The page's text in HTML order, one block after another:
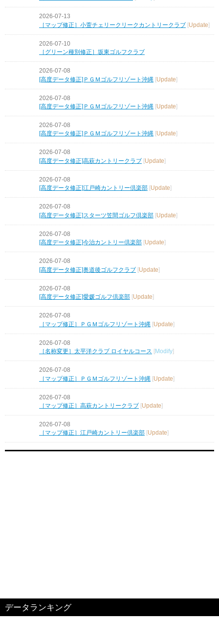
2026-07-13
［マップ修正］小萱チェリークリークカントリークラブ [Update]
2026-07-10
［グリーン種別修正］坂東ゴルフクラブ
2026-07-08
[高度データ修正]ＰＧＭゴルフリゾート沖縄 [Update]
2026-07-08
[高度データ修正]ＰＧＭゴルフリゾート沖縄 [Update]
2026-07-08
[高度データ修正]ＰＧＭゴルフリゾート沖縄 Update
2026-07-08
[高度データ修正]高萩カントリークラブ [Update]
2026-07-08
[高度データ修正]江戸崎カントリー倶楽部 Update
2026-07-08
[高度データ修正]スターツ笠間ゴルフ倶楽部 [Update]
2026-07-08
[高度データ修正]今治カントリー倶楽部 Update
2026-07-08
[高度データ修正]奥道後ゴルフクラブ [Update]
2026-07-08
[高度データ修正]愛媛ゴルフ倶楽部 Update
2026-07-08
［マップ修正］ＰＧＭゴルフリゾート沖縄 [Update]
2026-07-08
［名称変更］太平洋クラブ ロイヤルコース [Modify]
2026-07-08
［マップ修正］ＰＧＭゴルフリゾート沖縄 [Update]
2026-07-08
［マップ修正］高萩カントリークラブ [Update]
2026-07-08
［マップ修正］江戸崎カントリー倶楽部 Update
データランキング